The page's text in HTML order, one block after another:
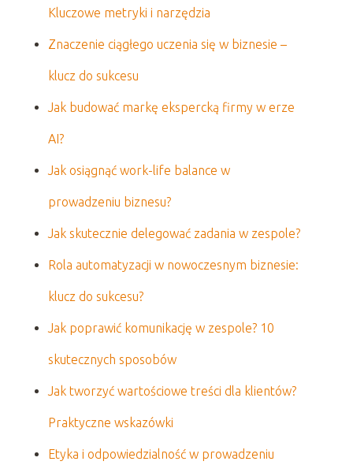
Kluczowe metryki i narzędzia
Znaczenie ciągłego uczenia się w biznesie –
klucz do sukcesu
Jak budować markę ekspercką firmy w erze
AI?
Jak osiągnąć work-life balance w
prowadzeniu biznesu?
Jak skutecznie delegować zadania w zespole?
Rola automatyzacji w nowoczesnym biznesie:
klucz do sukcesu?
Jak poprawić komunikację w zespole? 10
skutecznych sposobów
Jak tworzyć wartościowe treści dla klientów?
Praktyczne wskazówki
Etyka i odpowiedzialność w prowadzeniu